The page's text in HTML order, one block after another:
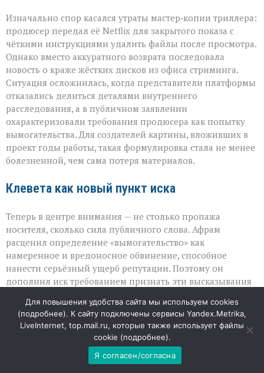
Изначально спор касался утраты мастер‑копии триллера:
продюсер передал её Netflix для закрытого показа с
чёткими инструкциями удалить файлы после просмотра.
Однако вместо аккуратного возврата последовала
новость о краже жёстких дисков из офиса стриминга.
Ситуация осложнилась, когда представители платформы
отказались делиться деталями внутреннего
расследования, а в публичном заявлении
охарактеризовали требования продюсера как попытку
вымогательства. Для создателей картины, вложивших в
проект годы работы, такая формулировка стала не менее
болезненной, чем сама потеря материалов.
Клевета как новый пункт иска
Теперь в центре внимания — не столько пропажа
носителя, сколько сила публичного слова. Афрам
расценил определение «вымогательство» как
намеренное и вредоносное обвинение, способное
нанести серьёзный ущерб репутации. Поэтому он
дополнил иск требованием признать эти высказывания
сумму компенсации: он оставляет этот вопрос на
усмотрение суда, подчёркивая, что важнее восстановить
справедливость и показать, что крупные игроки не могут
безнаказанно ставить под сомнение честность
Для повышения удобства сайта мы используем cookies
(подробнее). К сайту подключены сервисы Yandex.Metrika,
LiveInternet, top.mail.ru, которые также использует файлы
cookie (подробнее).
Я согласен/согласна